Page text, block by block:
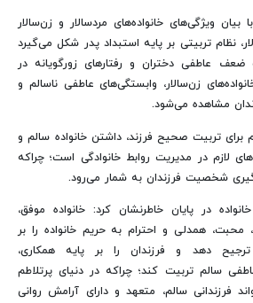
ویژگی‌های خانواده‌های مردسالار و زن‌سالار
نظام تربیتی بر پایه استبداد پدر شکل می‌گیرد
عاطفی دختران و رفتارهای زورگویانه در
زن‌سالار، وابستگی‌های عاطفی ناسالم و
مشاهده می‌شود.
تربیت صحیح فرزند، داشتن خانواده سالم و
لازم در مدیریت روابط خانوادگی است؛ چراکه
شخصیت فرزندان به شمار می‌رود.
در پایان خاطرنشان کرد: خانواده موفق،
همدلی و احترام به حریم خانواده را بر
دهد و فرزندان را بر پایه همکاری،
سالم تربیت کند؛ چراکه در دنیای پرتلاطم
فرزندانی سالم، متعهد و دارای آرامش روانی